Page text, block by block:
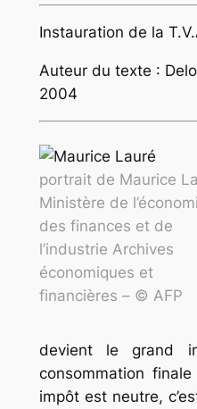
Instauration de la
Auteur du texte :
2004
portrait de Maurice
Ministère de
des finances et de
l’industrie Archives
économiques et
financières – © AFP
devient le grand
consommation
impôt est neutre,